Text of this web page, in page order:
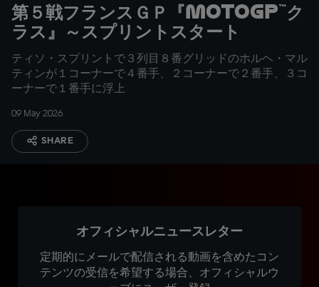
第５戦フランスＧＰ『MotoGP™ク
ラス』～スプリントスタート
ティソ・スプリントで３列目８番グリッドのホルヘ・マル
ティンが１コーナーで４番手、２コーナーで２番手、３コ
ーナーで１番手に浮上
09 May 2026
SHARE
オフィシャルニュースレター
定期的にメールで配信される動画を含めたコン
テンツの受信を希望する場合、オフィシャルウ